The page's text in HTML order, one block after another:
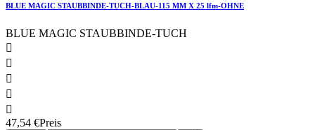
BLUE MAGIC STAUBBINDE-TUCH-BLAU-115 MM X 25 lfm-OHNE
BLUE MAGIC STAUBBINDE-TUCH





47,54 €Preis